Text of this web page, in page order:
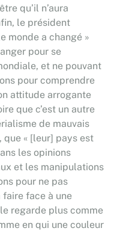
qu’il n’aura
le président
monde a changé »
pour se
et ne pouvant
pour comprendre
attitude arrogante
que c’est un autre
de mauvais
que « [leur] pays est
les opinions
et les manipulations
pour ne pas
faire face à une
regarde plus comme
en qui une couleur